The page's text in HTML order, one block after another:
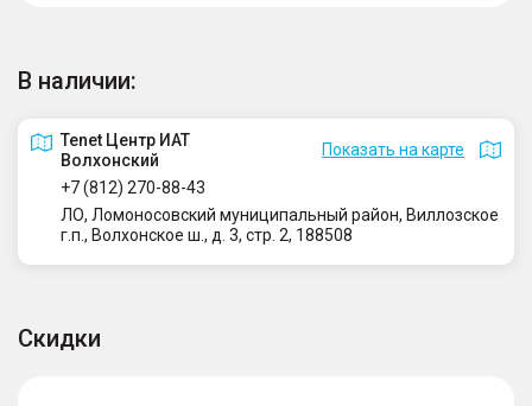
В наличии:
Tenet Центр ИАТ
Волхонский
Показать на карте
+7 (812) 270-88-43
ЛО, Ломоносовский муниципальный район, Виллозское
г.п., Волхонское ш., д. 3, стр. 2, 188508
Скидки